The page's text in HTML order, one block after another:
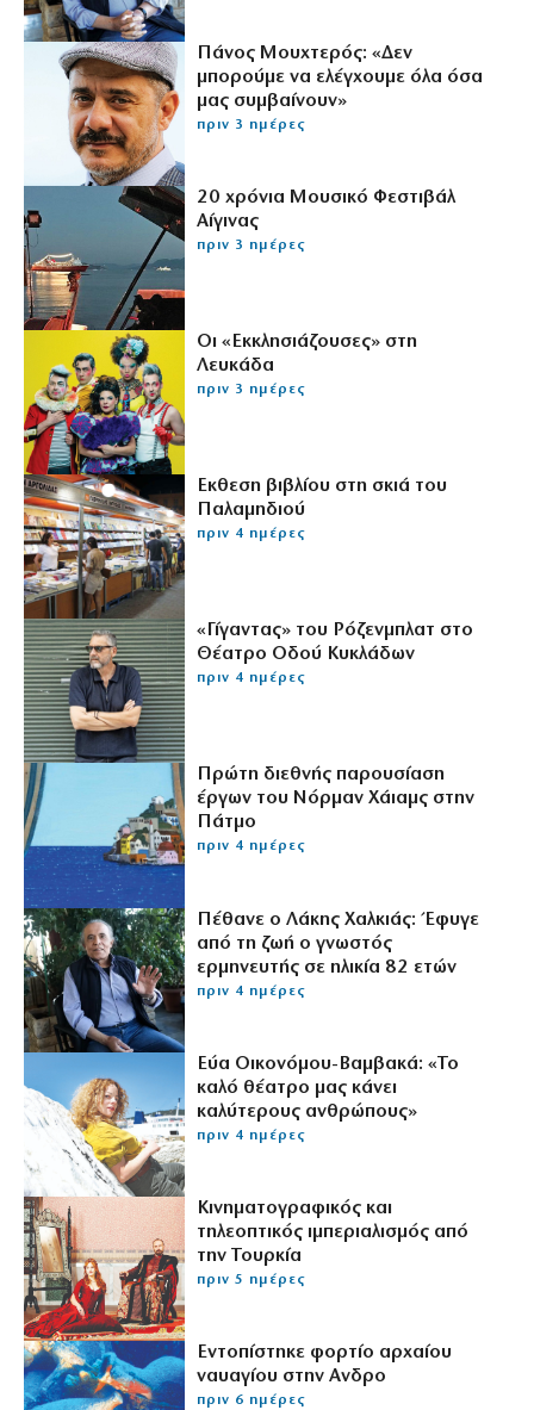
Πάνος Μουχτερός: «Δεν
μπορούμε να ελέγχουμε όλα όσα
μας συμβαίνουν»
πριν 3 ημέρες
20 χρόνια Μουσικό Φεστιβάλ
Αίγινας
πριν 3 ημέρες
Οι «Εκκλησιάζουσες» στη
Λευκάδα
πριν 3 ημέρες
Εκθεση βιβλίου στη σκιά του
Παλαμηδιού
πριν 4 ημέρες
«Γίγαντας» του Ρόζενμπλατ στο
Θέατρο Οδού Κυκλάδων
πριν 4 ημέρες
Πρώτη διεθνής παρουσίαση
έργων του Νόρμαν Χάιαμς στην
Πάτμο
πριν 4 ημέρες
Πέθανε ο Λάκης Χαλκιάς: Έφυγε
από τη ζωή ο γνωστός
ερμηνευτής σε ηλικία 82 ετών
πριν 4 ημέρες
Εύα Οικονόμου-Βαμβακά: «Το
καλό θέατρο μας κάνει
καλύτερους ανθρώπους»
πριν 4 ημέρες
Κινηματογραφικός και
τηλεοπτικός ιμπεριαλισμός από
την Τουρκία
πριν 5 ημέρες
Εντοπίστηκε φορτίο αρχαίου
ναυαγίου στην Ανδρο
πριν 6 ημέρες